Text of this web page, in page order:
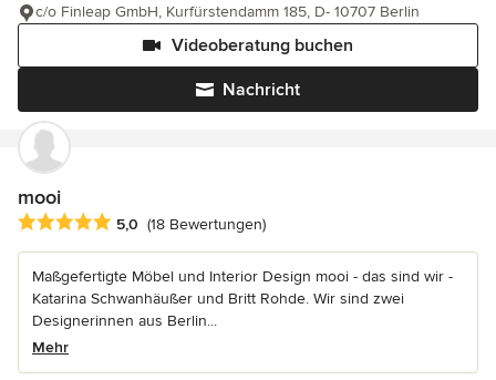
Nachricht
Videoberatung buchen
c/o Finleap GmbH, Kurfürstendamm 185, D- 10707 Berlin
mooi
Durchschnittliche Bewertung: 5 von 5 Sternen
5,0 (18 Bewertungen)
Maßgefertigte Möbel und Interior Design mooi - das sind wir -
Katarina Schwanhäußer und Britt Rohde. Wir sind zwei
Designerinnen aus Berlin...
Mehr